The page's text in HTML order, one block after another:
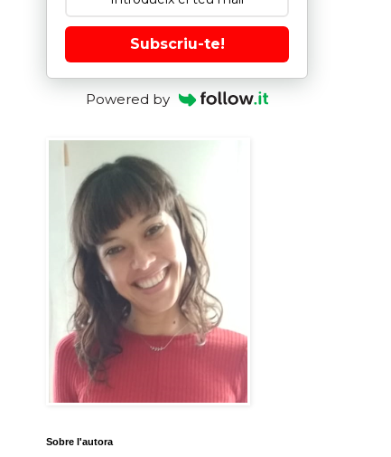
Subscriu-te!
Powered by
Sobre l'autora